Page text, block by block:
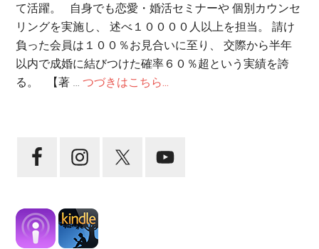
て活躍。 自身でも恋愛・婚活セミナーや 個別カウンセ
リングを実施し、 述べ１００００人以上を担当。 請け
負った会員は１００％お見合いに至り、 交際から半年
以内で成婚に結びつけた確率６０％超という実績を誇
る。 【著 …つづきはこちら...